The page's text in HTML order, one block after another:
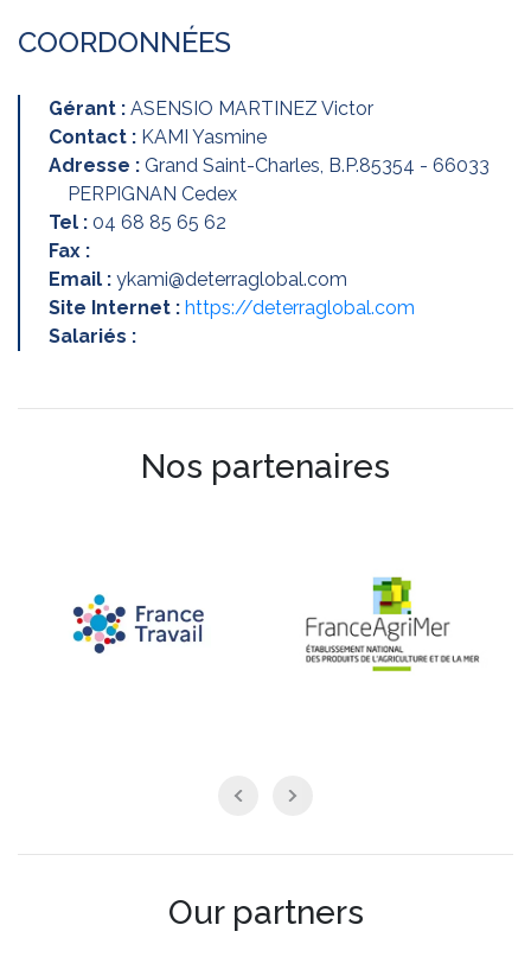
COORDONNÉES
Gérant : ASENSIO MARTINEZ Victor
Contact : KAMI Yasmine
Adresse : Grand Saint-Charles, B.P.85354 - 66033
PERPIGNAN Cedex
Tel : 04 68 85 65 62
Fax :
Email : ykami@deterraglobal.com
Site Internet : https://deterraglobal.com
Salariés :
Nos partenaires
Our partners